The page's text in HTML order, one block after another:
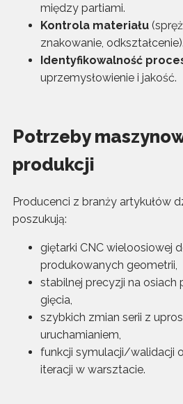
między partiami.
Kontrola materiału
znakowanie, odkształcenie).
Identyfikowalność
uprzemysłowienie i jakość.
Potrzeby
produkcji
Producenci z branży artykułów
poszukują:
giętarki CNC wieloosiowej
produkowanych geometrii,
stabilnej precyzji na osiach
gięcia,
szybkich zmian serii z
uruchamianiem,
funkcji symulacji/walidacji
iteracji w warsztacie.